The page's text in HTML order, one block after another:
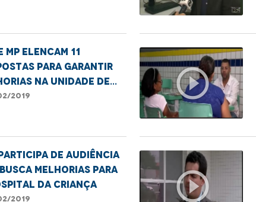
MP elencam 11
para garantir
na unidade de
infantil
2019 play_circle_outline
participa de audiência
melhorias para
da Criança
2019 play_circle_outline